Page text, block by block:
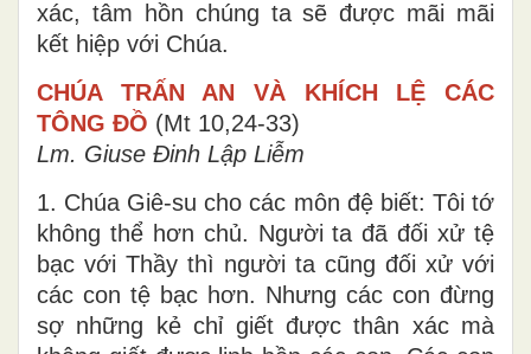
xác, tâm hồn chúng ta sẽ được mãi mãi
kết hiệp với Chúa.
CHÚA TRẤN AN VÀ KHÍCH LỆ CÁC
TÔNG ĐỒ (Mt 10,24-33)
Lm. Giuse Đinh Lập Liễm
1. Chúa Giê-su cho các môn đệ biết: Tôi tớ
không thể hơn chủ. Người ta đã đối xử tệ
bạc với Thầy thì người ta cũng đối xử với
các con tệ bạc hơn. Nhưng các con đừng
sợ những kẻ chỉ giết được thân xác mà